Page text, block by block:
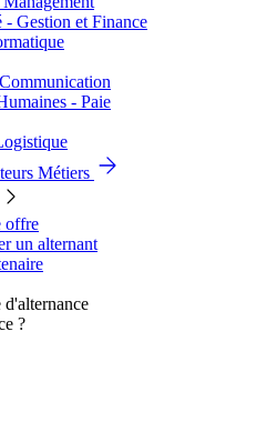
Gestion et Finance
- Paie
Métiers
offre
un alternant
?